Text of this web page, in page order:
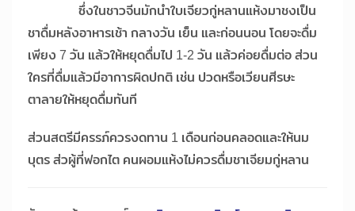
ซึ่งในชาวจีนมักนำใบเจียวกู่หลานแห้งมาชงเป็น
ชาดื่มหลังอาหารเช้า กลางวัน เย็น และก่อนนอน โดยจะดื่ม
เพียง 7 วัน แล้วให้หยุดดื่มไป 1-2 วัน แล้วค่อยดื่มต่อ ส่วน
ใครที่ดื่มแล้วมีอาการผิดปกติ เช่น ปวดหรือเวียนศีรษะ
ตาลายให้หยุดดื่มทันที
ส่วนสตรีมีครรภ์ควรงดทาน 1 เดือนก่อนคลอดและให้นม
บุตร ส่วผู้ที่ฟอกไต คนผอมแห้งไม่ควรดื่มชาเจียมกู่หลาน